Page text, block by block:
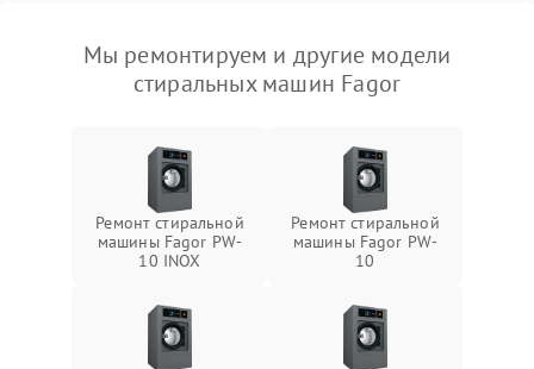
Мы ремонтируем и другие модели
стиральных машин Fagor
Ремонт стиральной
машины Fagor PW-
10 INOX
Ремонт стиральной
машины Fagor PW-
10